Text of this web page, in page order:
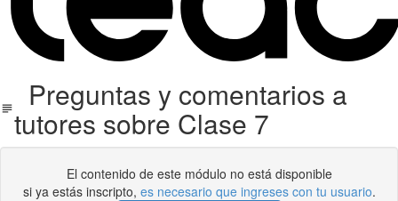
Preguntas y comentarios a
tutores sobre Clase 7
El contenido de este módulo no está disponible
si ya estás inscripto, es necesario que ingreses con tu usuario.